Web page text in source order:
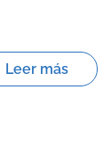
Leer más